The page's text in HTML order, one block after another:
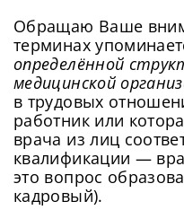
Обращаю Ваше
терминах
определённой
медицинской
в трудовых
работник или
врача из лиц
квалификации —
это вопрос
кадровый).